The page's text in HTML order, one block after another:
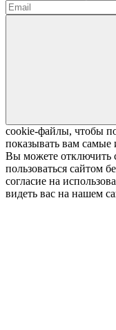
cookie-файлы, чтобы
показывать вам
Вы можете отключить
пользоваться сайтом
согласие на
видеть вас на нашем